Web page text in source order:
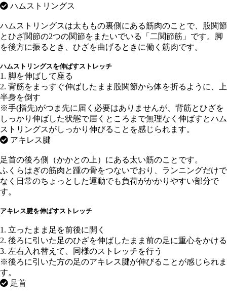
ハムストリングス
ハムストリングスは太ももの裏側にある筋肉のことで、股関節
とひざ関節の2つの関節をまたいでいる「二関節筋」です。脚
を後方に振るとき、ひざを曲げるときに働く筋肉です。
ハムストリングスを伸ばすストレッチ
1. 脚を伸ばして座る
2. 背筋をまっすぐ伸ばしたまま股関節から体を折るように、上
半身を倒す
※手(指先)がつま先に届く必要はありませんが、背筋とひざを
しっかり伸ばした状態で届くところまで無理なく伸ばすとハム
ストリングスがしっかり伸びることを感じられます。
アキレス腱
足首の後ろ側（かかとの上）にある太い筋のことです。
ふくらはぎの筋肉と踵の骨をつないでおり、ランニングだけで
なく日常のちょっとした運動でも負荷がかかりやすい部分で
す。
アキレス腱を伸ばすストレッチ
1. 立ったまま足を前後に開く
2. 後ろに引いた足のひざを伸ばしたまま前の足に重心をかける
3. 左右入れ替えて、同様のストレッチを行う
※後ろに引いた方の足のアキレス腱が伸びることが感じられま
す。
足首